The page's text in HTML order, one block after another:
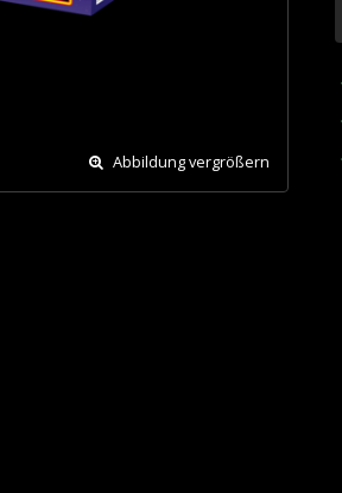
Abbildung vergrößern